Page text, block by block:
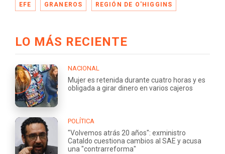
EFE GRANEROS REGIÓN DE O'HIGGINS
LO MÁS RECIENTE
NACIONAL
Mujer es retenida durante cuatro horas y es
obligada a girar dinero en varios cajeros
POLÍTICA
"Volvemos atrás 20 años": exministro
Cataldo cuestiona cambios al SAE y acusa
una "contrarreforma"